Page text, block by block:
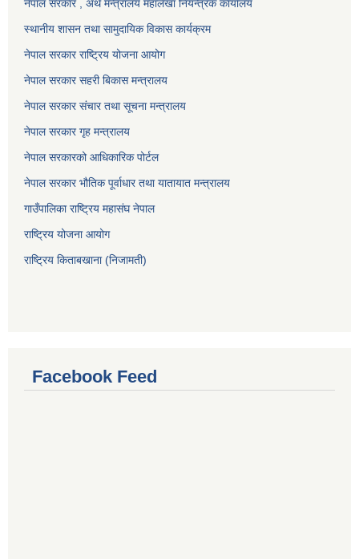
नेपाल सरकार , अर्थ मन्त्रालय महालेखा नियन्त्रक कार्यालय
स्थानीय शासन तथा सामुदायिक विकास कार्यक्रम
नेपाल सरकार राष्ट्रिय योजना आयोग
नेपाल सरकार सहरी बिकास मन्त्रालय
नेपाल सरकार संचार तथा सूचना मन्त्रालय
नेपाल सरकार गृह मन्त्रालय
नेपाल सरकारको आधिकारिक पोर्टल
नेपाल सरकार भौतिक पूर्वाधार तथा यातायात मन्त्रालय
गाउँपालिका राष्ट्रिय महासंघ नेपाल
राष्ट्रिय योजना आयोग
राष्ट्रिय किताबखाना (निजामती)
Facebook Feed